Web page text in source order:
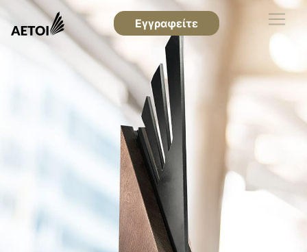
Εγγραφείτε